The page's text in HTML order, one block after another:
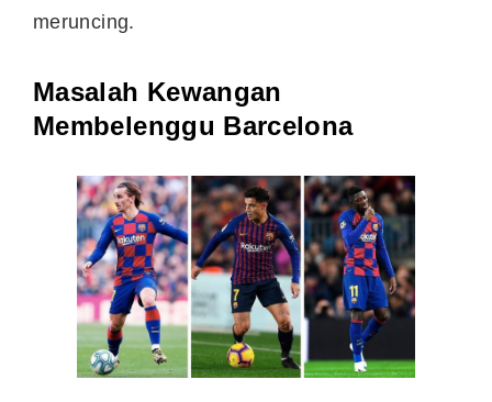
meruncing.
Masalah Kewangan
Membelenggu Barcelona